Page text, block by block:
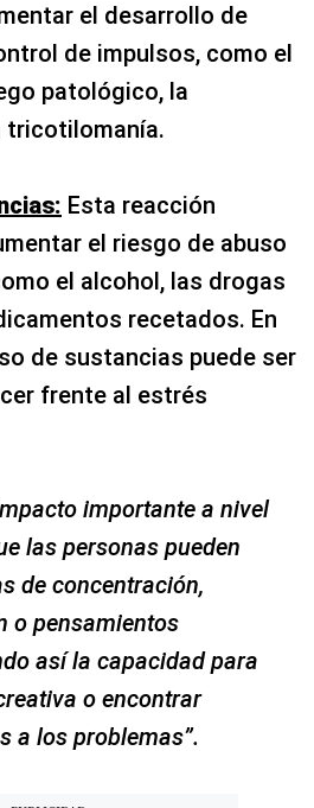
el desarrollo de
de impulsos, como el
patológico, la
tricotilomanía.
Esta reacción
el riesgo de abuso
el alcohol, las drogas
recetados. En
de sustancias puede ser
frente al estrés
importante a nivel
las personas pueden
de concentración,
o pensamientos
así la capacidad para
o encontrar
a los problemas”.